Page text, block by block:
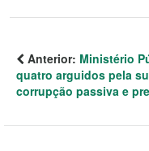
Anterior: Ministério
quatro arguidos pela
corrupção passiva e